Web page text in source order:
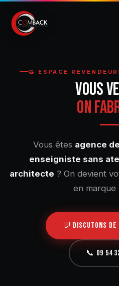
🤝 ESPACE
VOUS
ON
Vous êtes agence
enseigniste sans
architecte ? On devient
en marque
💬 DISCUTONS DE
📞 09 54